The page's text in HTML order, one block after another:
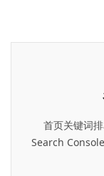
首页关键词
Search